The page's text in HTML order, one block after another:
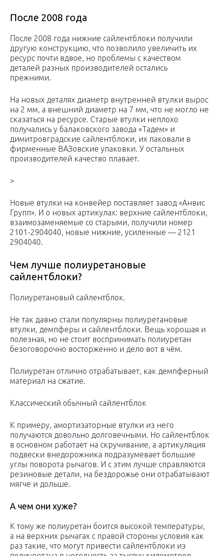
После 2008 года
После 2008 года нижние сайлентблоки получили
другую конструкцию, что позволило увеличить их
ресурс почти вдвое, но проблемы с качеством
деталей разных производителей остались
прежними.
На новых деталях диаметр внутренней втулки вырос
на 2 мм, а внешний диаметр на 7 мм, что не могло не
сказаться на ресурсе. Старые втулки неплохо
получались у балаковского завода «Тадем» и
димитровградские сайлентблоки, их паковали в
фирменные ВАЗовские упаковки. У остальных
производителей качество плавает.
>
Новые втулки на конвейер поставляет завод «Анвис
Групп». И о новых артикулах: верхние сайлентблоки,
взаимозаменяемые со старыми, получили номер
2101-2904040, новые нижние, усиленные — 2121
2904040.
Чем лучше полиуретановые
сайлентблоки?
Полиуретановый сайлентблок.
Не так давно стали популярны полиуретановые
втулки, демпферы и сайлентблоки. Вещь хорошая и
полезная, но не стоит воспринимать полиуретан
безоговорочно восторженно и дело вот в чём.
Полиуретан отлично отрабатывает, как демпферный
материал на сжатие.
Классический обычный сайлентблок
К примеру, амортизаторные втулки из него
получаются довольно долговечными. Но сайлентблок
в основном работает на скручивание, а артикуляция
подвески внедорожника подразумевает большие
углы поворота рычагов. И с этим лучше справляются
резиновые детали, на бездорожье они отрабатывают
мягче и дольше.
А чем они хуже?
К тому же полиуретан боится высокой температуры,
а на верхних рычагах с правой стороны условия как
раз такие, что могут привести сайлентблоки из